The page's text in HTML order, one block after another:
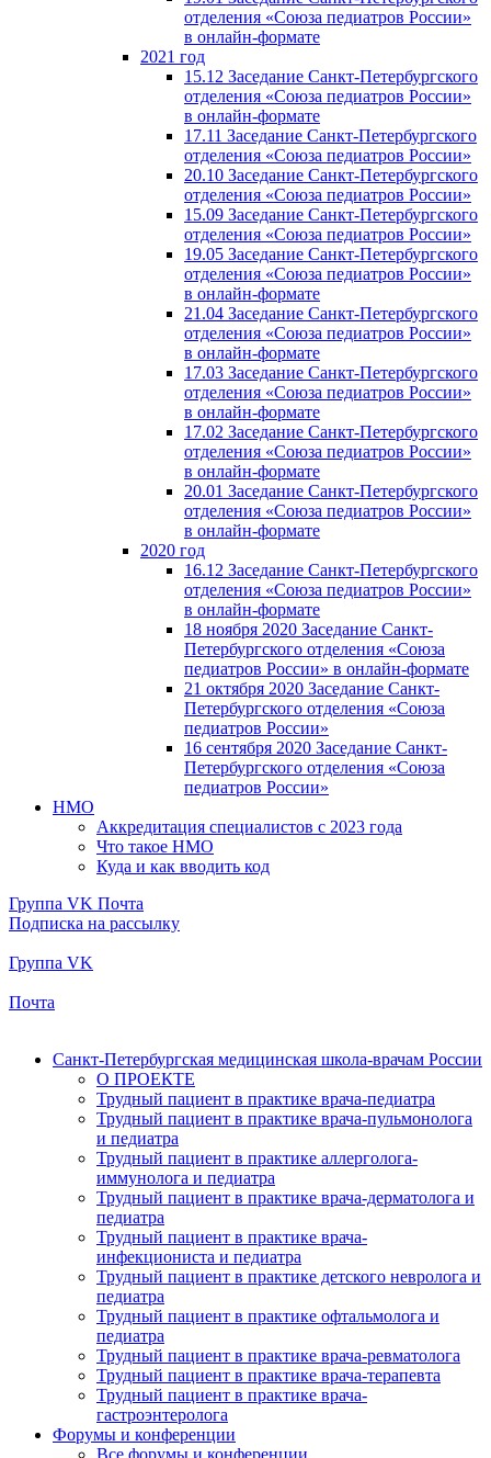
отделения «Союза педиатров России»
в онлайн-формате
2021 год
15.12 Заседание Санкт-Петербургского
отделения «Союза педиатров России»
в онлайн-формате
17.11 Заседание Санкт-Петербургского
отделения «Союза педиатров России»
20.10 Заседание Санкт-Петербургского
отделения «Союза педиатров России»
15.09 Заседание Санкт-Петербургского
отделения «Союза педиатров России»
19.05 Заседание Санкт-Петербургского
отделения «Союза педиатров России»
в онлайн-формате
21.04 Заседание Санкт-Петербургского
отделения «Союза педиатров России»
в онлайн-формате
17.03 Заседание Санкт-Петербургского
отделения «Союза педиатров России»
в онлайн-формате
17.02 Заседание Санкт-Петербургского
отделения «Союза педиатров России»
в онлайн-формате
20.01 Заседание Санкт-Петербургского
отделения «Союза педиатров России»
в онлайн-формате
2020 год
16.12 Заседание Санкт-Петербургского
отделения «Союза педиатров России»
в онлайн-формате
18 ноября 2020 Заседание Санкт-
Петербургского отделения «Союза
педиатров России» в онлайн-формате
21 октября 2020 Заседание Санкт-
Петербургского отделения «Союза
педиатров России»
16 сентября 2020 Заседание Санкт-
Петербургского отделения «Союза
педиатров России»
НМО
Аккредитация специалистов с 2023 года
Что такое НМО
Куда и как вводить код
Группа VK Почта
Подписка на рассылку
Группа VK
Почта
Санкт-Петербургская медицинская школа-врачам России
О ПРОЕКТЕ
Трудный пациент в практике врача-педиатра
Трудный пациент в практике врача-пульмонолога
и педиатра
Трудный пациент в практике аллерголога-
иммунолога и педиатра
Трудный пациент в практике врача-дерматолога и
педиатра
Трудный пациент в практике врача-
инфекциониста и педиатра
Трудный пациент в практике детского невролога и
педиатра
Трудный пациент в практике офтальмолога и
педиатра
Трудный пациент в практике врача-ревматолога
Трудный пациент в практике врача-терапевта
Трудный пациент в практике врача-
гастроэнтеролога
Форумы и конференции
Все форумы и конференции